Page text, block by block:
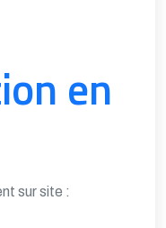
en
sur site :